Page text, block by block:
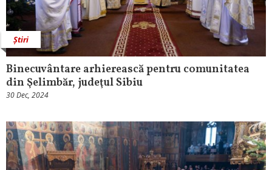
Știri
Binecuvântare arhierească pentru comunitatea
din Şelimbăr, judeţul Sibiu
30 Dec, 2024